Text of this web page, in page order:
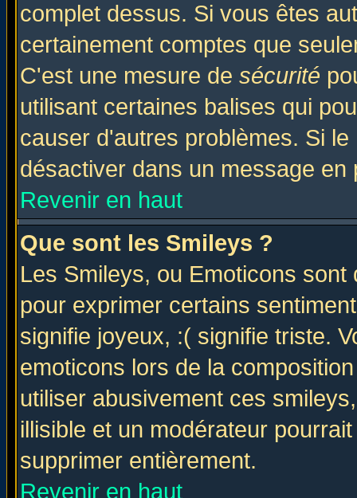
complet dessus. Si vous êtes
certainement comptes que
C'est une mesure de sécurité
utilisant certaines balises qui
causer d'autres problèmes. Si
désactiver dans un message
Revenir en haut
Que sont les Smileys ?
Les Smileys, ou Emoticons
pour exprimer certains
signifie joyeux, :( signifie triste.
emoticons lors de la
utiliser abusivement ces
illisible et un modérateur
supprimer entièrement.
Revenir en haut